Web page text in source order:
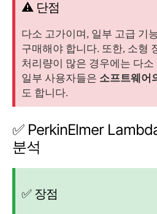
⚠️ 단점
다소 고가이며, 일부 고급 기
구매해야 합니다. 또한, 소형
처리량이 많은 경우에는 다
일부 사용자들은 소프트웨어
도 합니다.
✅ PerkinElmer
분석
✅ 장점